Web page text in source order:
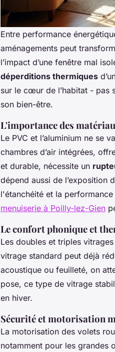
Entre performance
aménagements peut
l’impact d’une fenêtre mal
déperditions thermiques
sur le cœur de l’habitat - pas
son bien-être.
L'importance des
Le PVC et l’aluminium ne se
chambres d’air intégrées,
et durable, nécessite un
dépend aussi de l’exposition
l'étanchéité et la
menuiserie à Poilly-lez-Gien
Le confort phonique et
Les doubles et triples
vitrage standard peut déjà
acoustique ou feuilleté, on
pose, ce type de vitrage
en hiver.
Sécurité et motorisation
La motorisation des volets
notamment pour les grandes